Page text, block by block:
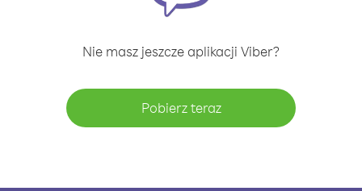
Nie masz jeszcze aplikacji Viber?
Pobierz teraz